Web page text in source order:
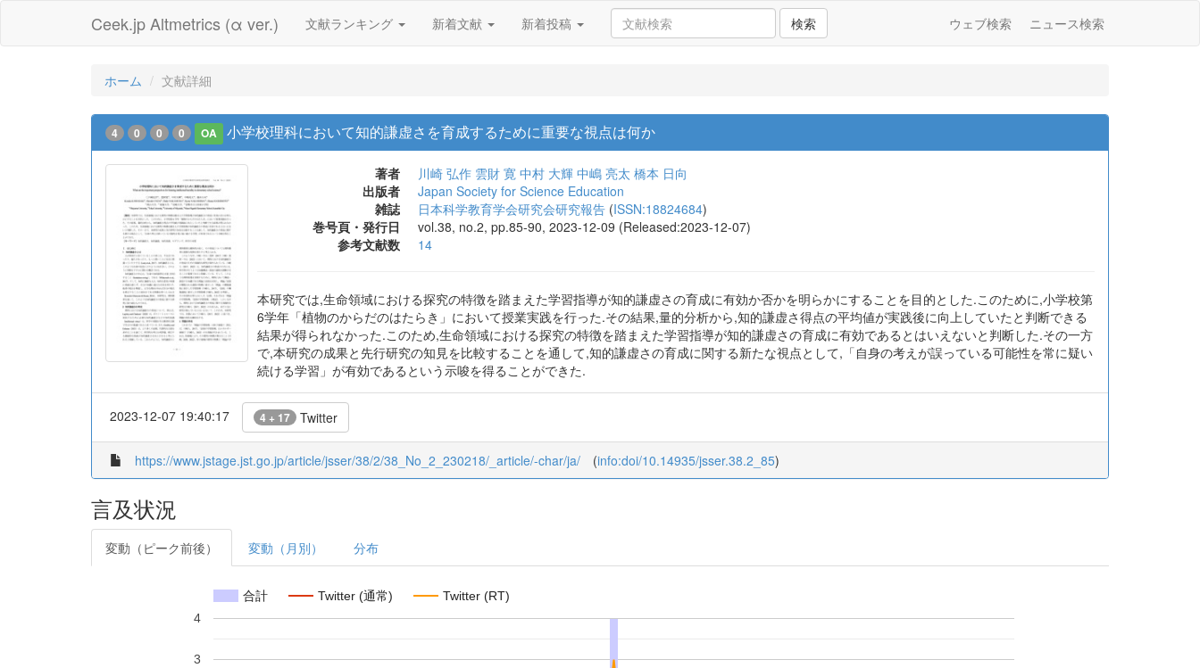
Ceek.jp Altmetrics (α ver.) 文献ランキング 新着文献 新着投稿 検索 ウェブ検索 ニュース検索
ホーム 文献詳細
4 0 0 0 OA 小学校理科において知的謙虚さを育成するために重要な視点は何か
著者 川崎 弘作 雲財 寛 中村 大輝 中嶋 亮太 橋本 日向
出版者
Japan Society for Science Education
雑誌
日本科学教育学会研究会研究報告 (ISSN:18824684)
巻号頁・発行日
vol.38, no.2, pp.85-90, 2023-12-09 (Released:2023-12-07)
参考文献数
14
本研究では,生命領域における探究の特徴を踏まえた学習指導が知的謙虚さの育成に有効か否かを明らかにすることを目的とした.このために,小学校第
6学年「植物のからだのはたらき」において授業実践を行った.その結果,量的分析から,知的謙虚さ得点の平均値が実践後に向上していたと判断できる
結果が得られなかった.このため,生命領域における探究の特徴を踏まえた学習指導が知的謙虚さの育成に有効であるとはいえないと判断した.その一方
で,本研究の成果と先行研究の知見を比較することを通して,知的謙虚さの育成に関する新たな視点として,「自身の考えが誤っている可能性を常に疑い
続ける学習」が有効であるという示唆を得ることができた.
2023-12-07 19:40:17 4 + 17 Twitter
https://www.jstage.jst.go.jp/article/jsser/38/2/38_No_2_230218/_article/-char/ja/ (info:doi/10.14935/jsser.38.2_85)
言及状況
変動（ピーク前後） 変動（月別） 分布
合計 Twitter (通常) Twitter (RT)
3
4